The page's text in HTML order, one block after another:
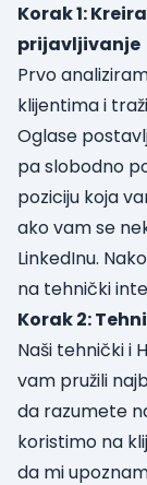
Korak 1:
prijavljivanje
Prvo
klijentima i
Oglase
pa slobodno
poziciju koja
ako vam se
LinkedInu.
na tehnički
Korak 2:
Naši tehnički i
vam pružili
da razumete
koristimo na
da mi